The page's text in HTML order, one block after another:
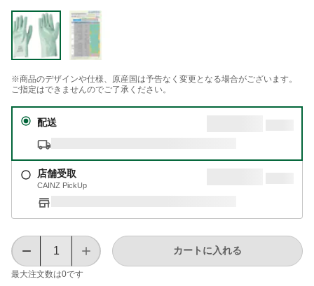
※商品のデザインや仕様、原産国は予告なく変更となる場合がございます。
ご指定はできませんのでご了承ください。
配送
店舗受取
CAINZ PickUp
最大注文数は0です
カートに入れる